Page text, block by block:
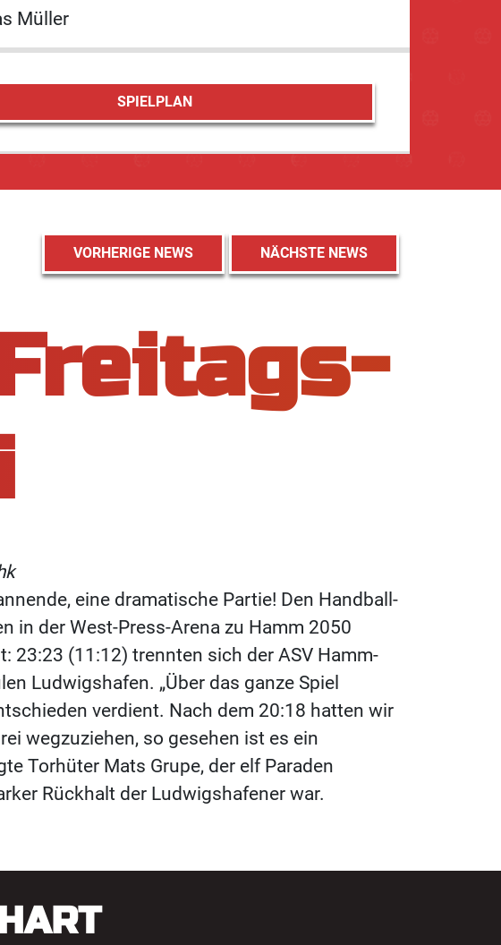
Müller
SPIELPLAN
VORHERIGE NEWS
NÄCHSTE NEWS
eine dramatische Partie! Den Handball-
in der West-Press-Arena zu Hamm 2050
23:23 (11:12) trennten sich der ASV Hamm-
Ludwigshafen. „Über das ganze Spiel
verdient. Nach dem 20:18 hatten wir
wegzuziehen, so gesehen ist es ein
Torhüter Mats Grupe, der elf Paraden
Rückhalt der Ludwigshafener war.